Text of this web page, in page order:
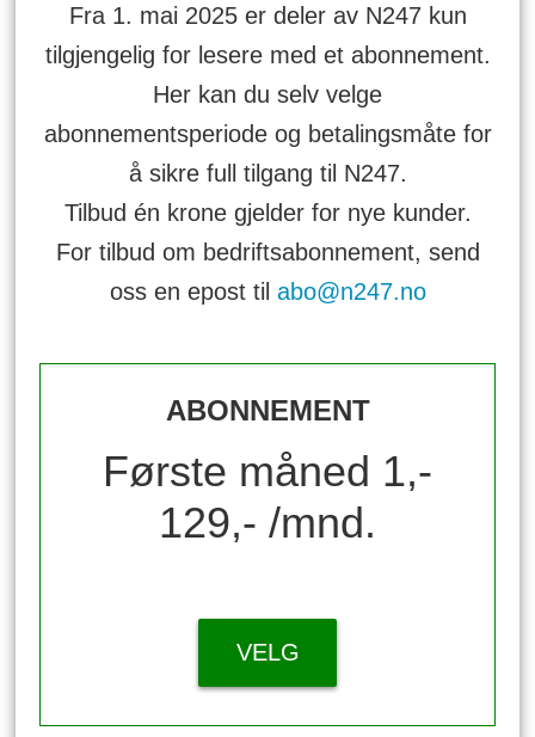
Fra 1. mai 2025 er deler av N247 kun
tilgjengelig for lesere med et abonnement.
Her kan du selv velge
abonnementsperiode og betalingsmåte for
å sikre full tilgang til N247.
Tilbud én krone gjelder for nye kunder.
For tilbud om bedriftsabonnement, send
oss en epost til abo@n247.no
ABONNEMENT
Første måned 1,-
129,- /mnd.
VELG